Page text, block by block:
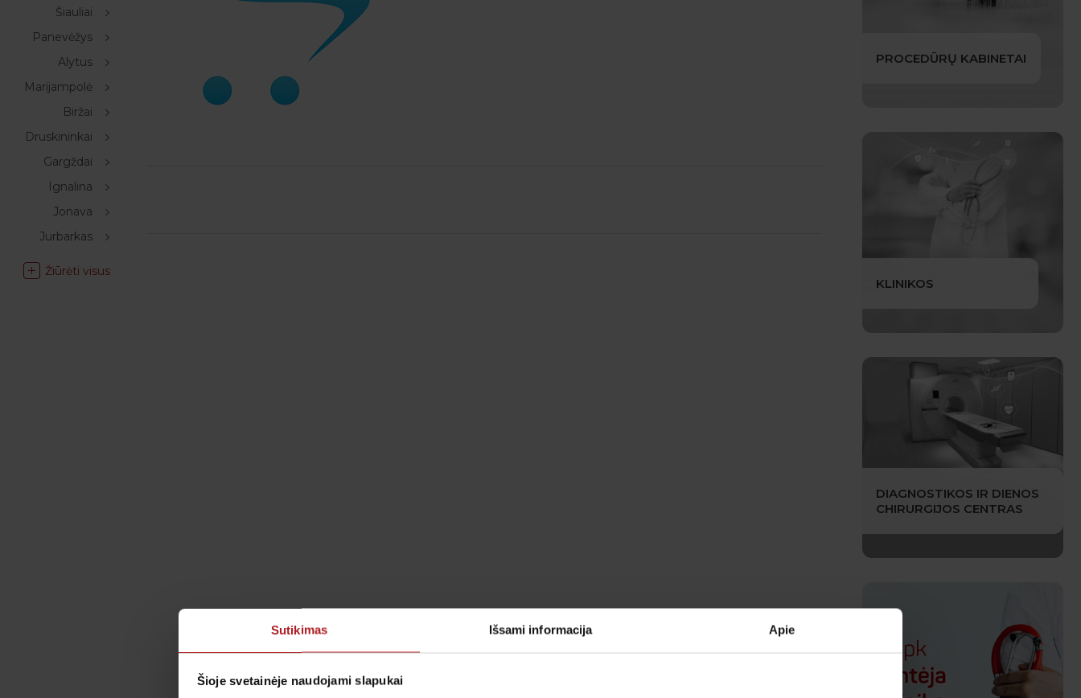
Sutikimas Išsami informacija Apie
Šioje svetainėje naudojami slapukai
Šiauliai
Panevėžys
Alytus
Marijampolė
Biržai
Druskininkai
Gargždai
Ignalina
Jonava
Jurbarkas
Žiūrėti visus
PROCEDŪRŲ KABINETAI
KLINIKOS
DIAGNOSTIKOS IR DIENOS
CHIRURGIJOS CENTRAS